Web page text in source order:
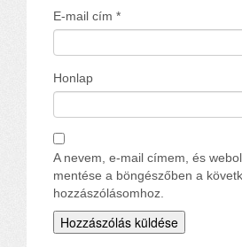
E-mail cím *
Honlap
A nevem, e-mail címem, és
mentése a böngészőben a
hozzászólásomhoz.